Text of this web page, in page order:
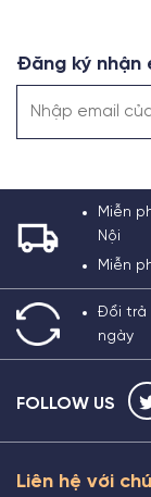
Đăng ký nhận
Miễn
Nội
Miễn
Đổi trả
ngày
FOLLOW US
Liên hệ với